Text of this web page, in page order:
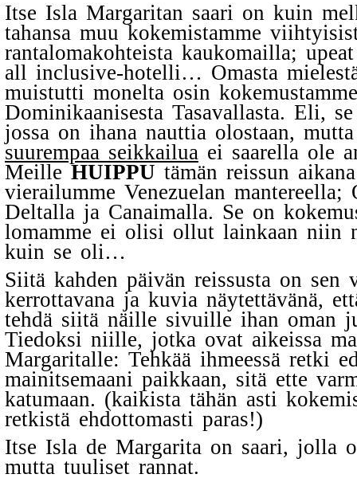
Itse Isla Margaritan saari on kuin
tahansa muu kokemistamme
rantalomakohteista kaukomailla;
all inclusive-hotelli… Omasta
muistutti monelta osin kokemustamme
Dominikaanisesta Tasavallasta. Eli,
jossa on ihana nauttia olostaan,
suurempaa seikkailua ei saarella ole
MeilleHUIPPU tämän reissun
vierailumme Venezuelan mantereella;
Deltalla ja Canaimalla. Se on
lomamme ei olisi ollut lainkaan niin
kuin se oli…
Siitä kahden päivän reissusta on sen
kerrottavana ja kuvia näytettävänä,
tehdä siitä näille sivuille ihan oman
Tiedoksi niille, jotka ovat aikeissa
Margaritalle: Tehkää ihmeessä retki
mainitsemaani paikkaan, sitä ette
katumaan. (kaikista tähän asti
retkistä ehdottomasti paras!)
Itse Isla de Margarita on saari, jolla
mutta tuuliset rannat.